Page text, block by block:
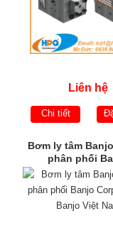
Liên hệ
Chi tiết
Bơm ly tâm
phân phối
Corporation |
Nam